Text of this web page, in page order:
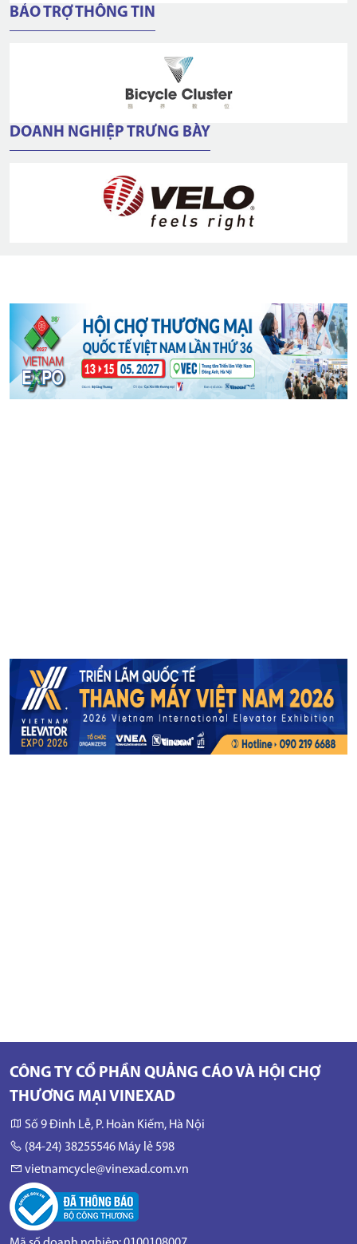
BẢO TRỢ THÔNG TIN
DOANH NGHIỆP TRƯNG BÀY
CÔNG TY CỔ PHẦN QUẢNG CÁO VÀ HỘI CHỢ
THƯƠNG MẠI VINEXAD
Số 9 Đinh Lễ, P. Hoàn Kiếm, Hà Nội
(84-24) 38255546 Máy lẻ 598
vietnamcycle@vinexad.com.vn